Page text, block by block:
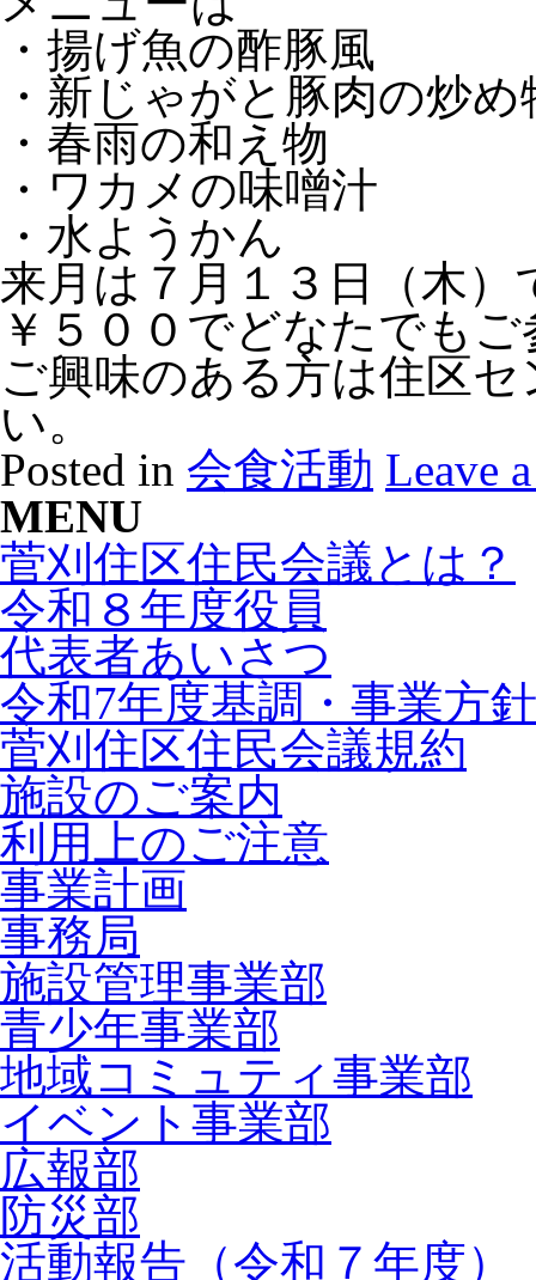
・揚げ魚の酢豚風
・新じゃがと豚肉の炒め
・春雨の和え物
・ワカメの味噌汁
・水ようかん
来月は７月１３日（木）
￥５００でどなたでも
ご興味のある方は住区
い。
Posted in 会食活動 Leave
MENU
菅刈住区住民会議とは？
令和８年度役員
代表者あいさつ
令和7年度基調・事業方針
菅刈住区住民会議規約
施設のご案内
利用上のご注意
事業計画
事務局
施設管理事業部
青少年事業部
地域コミュティ事業部
イベント事業部
広報部
防災部
活動報告（令和７年度）